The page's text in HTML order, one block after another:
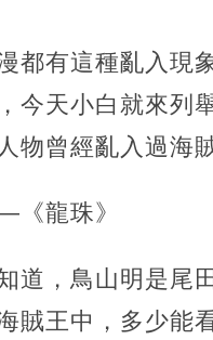
都有這種亂入現
今天小白就來列
物曾經亂入過海
龍珠》
道，鳥山明是尾
賊王中，多少能